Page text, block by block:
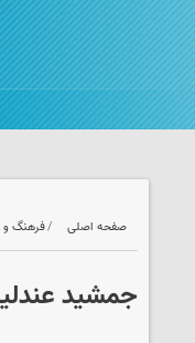
صفحه اصلی فرهنگ و
جمشید